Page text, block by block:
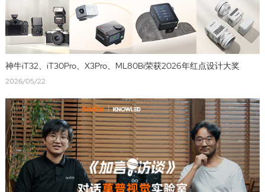
神牛iT32、iT30Pro、X3Pro、ML80Bi荣获2026年红点设计大奖
2026/05/22